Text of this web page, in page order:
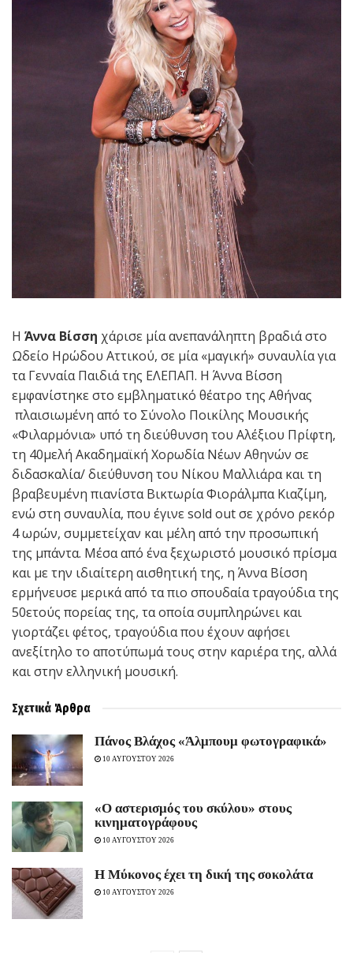
Η Άννα Βίσση χάρισε μία ανεπανάληπτη βραδιά στο
Ωδείο Ηρώδου Αττικού, σε μία «μαγική» συναυλία για
τα Γενναία Παιδιά της ΕΛΕΠΑΠ. Η Άννα Βίσση
εμφανίστηκε στο εμβληματικό θέατρο της Αθήνας
πλαισιωμένη από το Σύνολο Ποικίλης Μουσικής
«Φιλαρμόνια» υπό τη διεύθυνση του Αλέξιου Πρίφτη,
τη 40μελή Ακαδημαϊκή Χορωδία Νέων Αθηνών σε
διδασκαλία/ διεύθυνση του Νίκου Μαλλιάρα και τη
βραβευμένη πιανίστα Βικτωρία Φιοράλμπα Κιαζίμη,
ενώ στη συναυλία, που έγινε sold out σε χρόνο ρεκόρ
4 ωρών, συμμετείχαν και μέλη από την προσωπική
της μπάντα. Μέσα από ένα ξεχωριστό μουσικό πρίσμα
και με την ιδιαίτερη αισθητική της, η Άννα Βίσση
ερμήνευσε μερικά από τα πιο σπουδαία τραγούδια της
50ετούς πορείας της, τα οποία συμπληρώνει και
γιορτάζει φέτος, τραγούδια που έχουν αφήσει
ανεξίτηλο το αποτύπωμά τους στην καριέρα της, αλλά
και στην ελληνική μουσική.
Σχετικά Άρθρα
Πάνος Βλάχος «Άλμπουμ φωτογραφικά»
10 ΑΥΓΟΥΣΤΟΥ 2026
«Ο αστερισμός του σκύλου» στους
κινηματογράφους
10 ΑΥΓΟΥΣΤΟΥ 2026
Η Μύκονος έχει τη δική της σοκολάτα
10 ΑΥΓΟΥΣΤΟΥ 2026